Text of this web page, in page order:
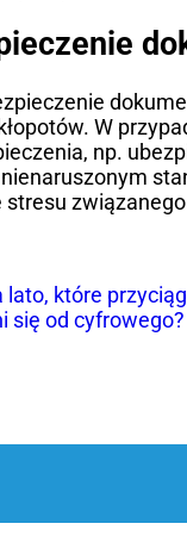
W
np.
stresu
które
się od cyfrowego?